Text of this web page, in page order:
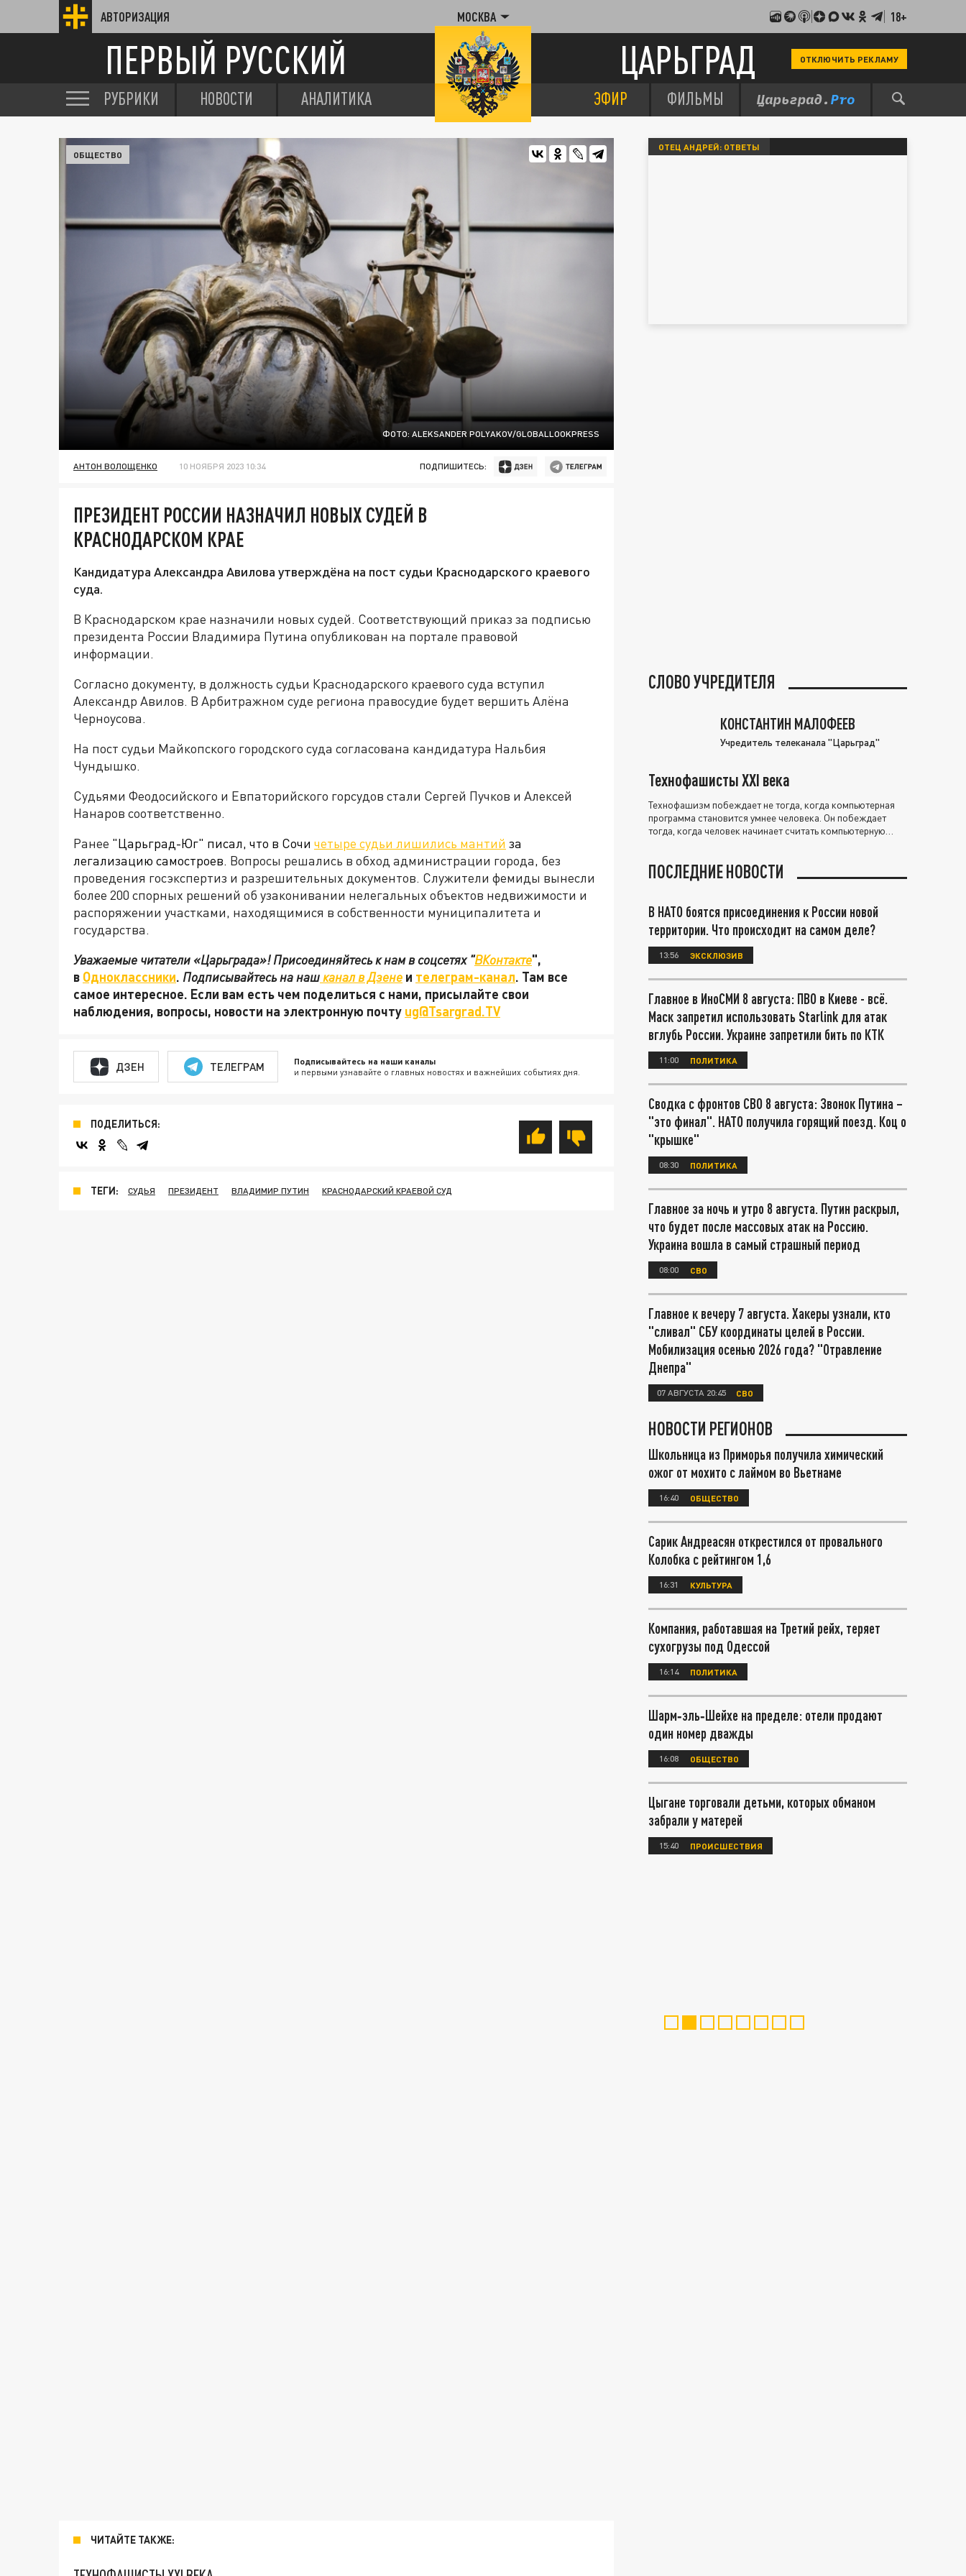
АВТОРИЗАЦИЯ МОСКВА 18+
ПЕРВЫЙ РУССКИЙ ЦАРЬГРАД ОТКЛЮЧИТЬ РЕКЛАМУ
РУБРИКИ НОВОСТИ АНАЛИТИКА ЭФИР ФИЛЬМЫ
ФОТО: ALEKSANDER POLYAKOV/GLOBALLOOKPRESS
ОБЩЕСТВО
АНТОН ВОЛОЩЕНКО 10 НОЯБРЯ 2023 10:34 ПОДПИШИТЕСЬ:
ПРЕЗИДЕНТ РОССИИ НАЗНАЧИЛ НОВЫХ СУДЕЙ В
КРАСНОДАРСКОМ КРАЕ
Кандидатура Александра Авилова утверждёна на пост судьи Краснодарского краевого
суда.
В Краснодарском крае назначили новых судей. Соответствующий приказ за подписью
президента России Владимира Путина опубликован на портале правовой
информации.
Согласно документу, в должность судьи Краснодарского краевого суда вступил
Александр Авилов. В Арбитражном суде региона правосудие будет вершить Алёна
Черноусова.
На пост судьи Майкопского городского суда согласована кандидатура Нальбия
Чундышко.
Судьями Феодосийского и Евпаторийского горсудов стали Сергей Пучков и Алексей
Нанаров соответственно.
Ранее "Царьград-Юг" писал, что в Сочи четыре судьи лишились мантий за
легализацию самостроев. Вопросы решались в обход администрации города, без
проведения госэкспертиз и разрешительных документов. Служители фемиды вынесли
более 200 спорных решений об узаконивании нелегальных объектов недвижимости и
распоряжении участками, находящимися в собственности муниципалитета и
государства.
Уважаемые читатели «Царьграда»! Присоединяйтесь к нам в соцсетях "ВКонтакте",
в Одноклассники. Подписывайтесь на нашканал в Дзене и телеграм-канал. Там все
самое интересное. Если вам есть чем поделиться с нами, присылайте свои
наблюдения, вопросы, новости на электронную почту ug@Tsargrad.TV
ДЗЕН ТЕЛЕГРАМ Подписывайтесь на наши каналы
и первыми узнавайте о главных новостях и важнейших событиях дня.
ПОДЕЛИТЬСЯ:
ТЕГИ: СУДЬЯ ПРЕЗИДЕНТ ВЛАДИМИР ПУТИН КРАСНОДАРСКИЙ КРАЕВОЙ СУД
ЧИТАЙТЕ ТАКЖЕ:
ОТЕЦ АНДРЕЙ: ОТВЕТЫ
СЛОВО УЧРЕДИТЕЛЯ
КОНСТАНТИН МАЛОФЕЕВ
Учредитель телеканала "Царьград"
Технофашисты XXI века
Технофашизм побеждает не тогда, когда компьютерная
программа становится умнее человека. Он побеждает
тогда, когда человек начинает считать компьютерную
ПОСЛЕДНИЕ НОВОСТИ
В НАТО боятся присоединения к России новой
территории. Что происходит на самом деле?
13:56 ЭКСКЛЮЗИВ
Главное в ИноСМИ 8 августа: ПВО в Киеве - всё.
Маск запретил использовать Starlink для атак
вглубь России. Украине запретили бить по КТК
11:00 ПОЛИТИКА
Сводка с фронтов СВО 8 августа: Звонок Путина –
"это финал". НАТО получила горящий поезд. Коц о
"крышке"
08:30 ПОЛИТИКА
Главное за ночь и утро 8 августа. Путин раскрыл,
что будет после массовых атак на Россию.
Украина вошла в самый страшный период
08:00 СВО
Главное к вечеру 7 августа. Хакеры узнали, кто
"сливал" СБУ координаты целей в России.
Мобилизация осенью 2026 года? "Отравление
Днепра"
07 АВГУСТА 20:45 СВО
НОВОСТИ РЕГИОНОВ
Школьница из Приморья получила химический
ожог от мохито с лаймом во Вьетнаме
16:40 ОБЩЕСТВО
Сарик Андреасян открестился от провального
Колобка с рейтингом 1,6
16:31 КУЛЬТУРА
Компания, работавшая на Третий рейх, теряет
сухогрузы под Одессой
16:14 ПОЛИТИКА
Шарм‑эль‑Шейхе на пределе: отели продают
один номер дважды
16:08 ОБЩЕСТВО
Цыгане торговали детьми, которых обманом
забрали у матерей
15:40 ПРОИСШЕСТВИЯ